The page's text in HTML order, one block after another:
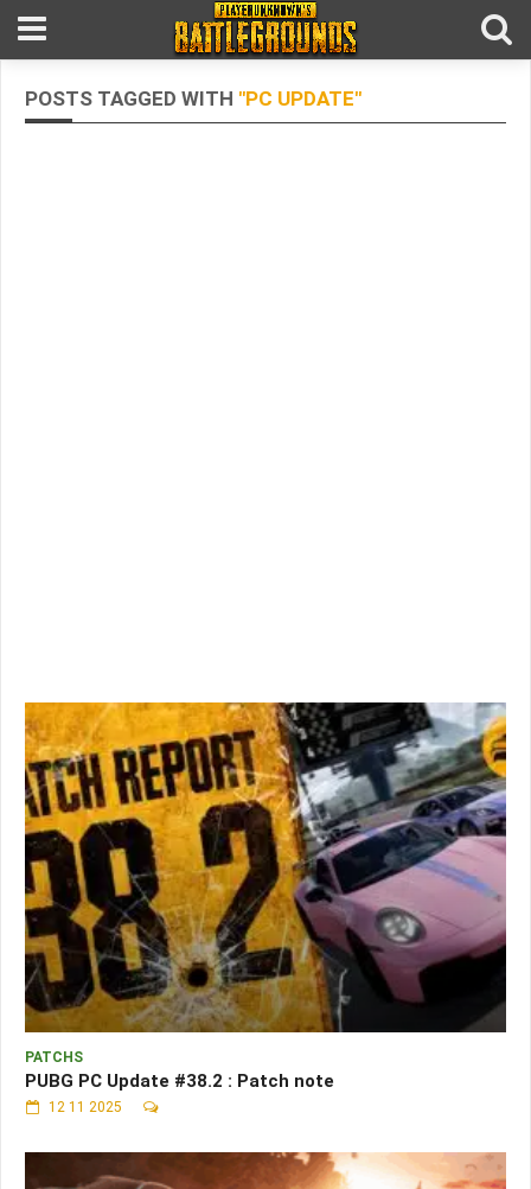
POSTS TAGGED WITH "PC UPDATE"
PATCHS
PUBG PC Update #38.2 : Patch note
12 11 2025